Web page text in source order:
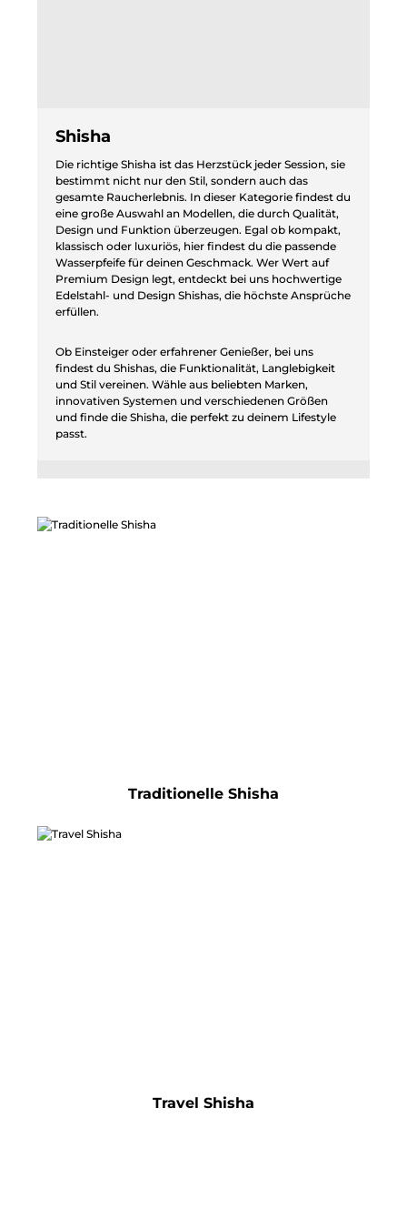
Shisha
Die richtige Shisha ist das Herzstück jeder Session, sie
bestimmt nicht nur den Stil, sondern auch das
gesamte Raucherlebnis. In dieser Kategorie findest du
eine große Auswahl an Modellen, die durch Qualität,
Design und Funktion überzeugen. Egal ob kompakt,
klassisch oder luxuriös, hier findest du die passende
Wasserpfeife für deinen Geschmack. Wer Wert auf
Premium Design legt, entdeckt bei uns hochwertige
Edelstahl- und Design Shishas, die höchste Ansprüche
erfüllen.
Ob Einsteiger oder erfahrener Genießer, bei uns
findest du Shishas, die Funktionalität, Langlebigkeit
und Stil vereinen. Wähle aus beliebten Marken,
innovativen Systemen und verschiedenen Größen
und finde die Shisha, die perfekt zu deinem Lifestyle
passt.
Traditionelle Shisha
Travel Shisha